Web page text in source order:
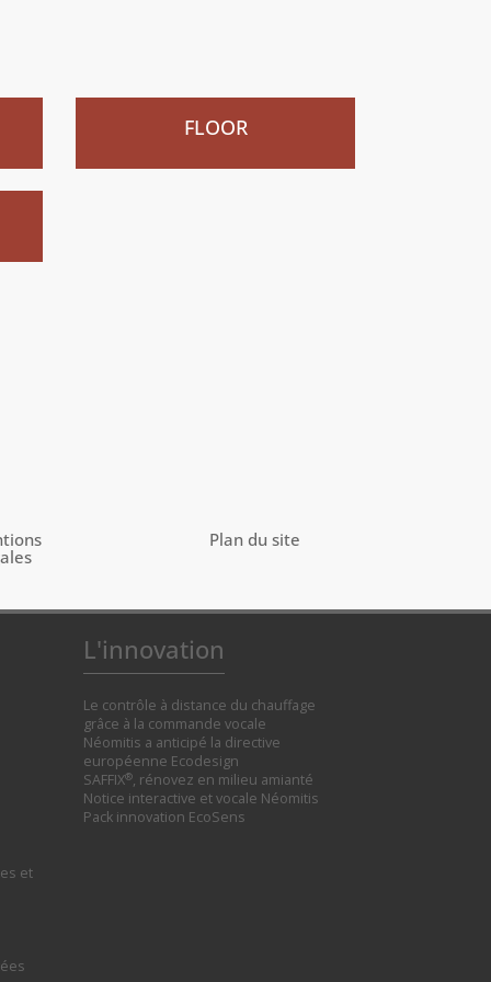
FLOOR
Plan du site
et
L'innovation
Le contrôle à distance du chauffage
grâce à la commande vocale
Néomitis a anticipé la directive
européenne Ecodesign
SAFFIX®, rénovez en milieu amianté
Notice interactive et vocale Néomitis
Pack innovation EcoSens